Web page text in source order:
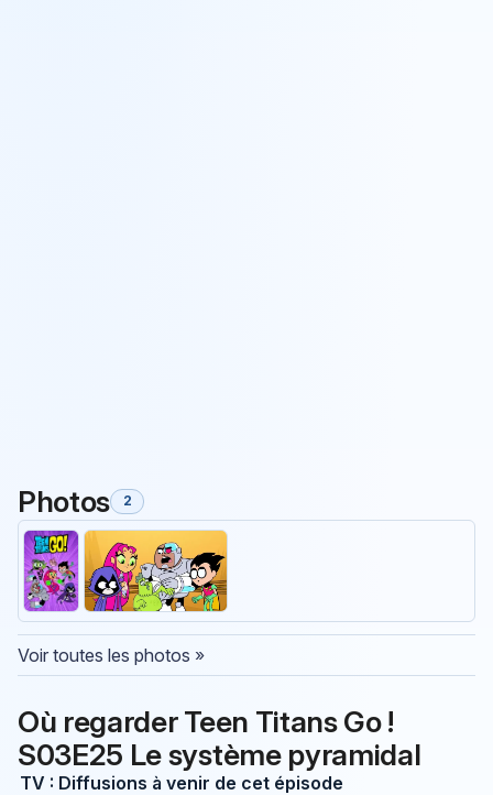
Photos 2
Voir toutes les photos »
Où regarder Teen Titans Go !
S03E25 Le système pyramidal
TV : Diffusions à venir de cet épisode